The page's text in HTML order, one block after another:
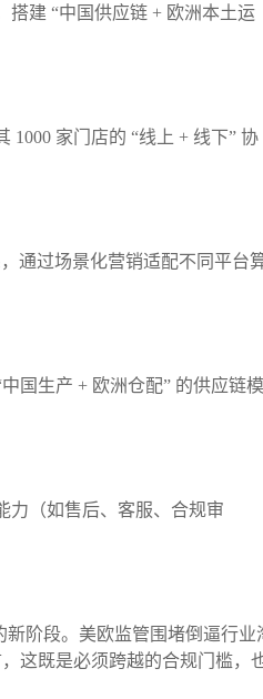
建 “中国供应链 + 欧洲本土运
家门店的 “线上 + 线下” 协
通过场景化营销适配不同平台
国生产 + 欧洲仓配” 的供应链模
力（如售后、客服、合规审
新阶段。美欧监管围堵倒逼行业
这既是必须跨越的合规门槛，